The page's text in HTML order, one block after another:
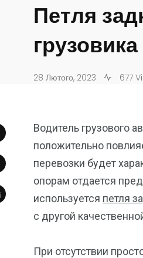
Петля
28 Лютого, 2023 677
Водитель грузового
положительно
перевозки будет
опорам отдается
используется петля
с другой
При отсутствии